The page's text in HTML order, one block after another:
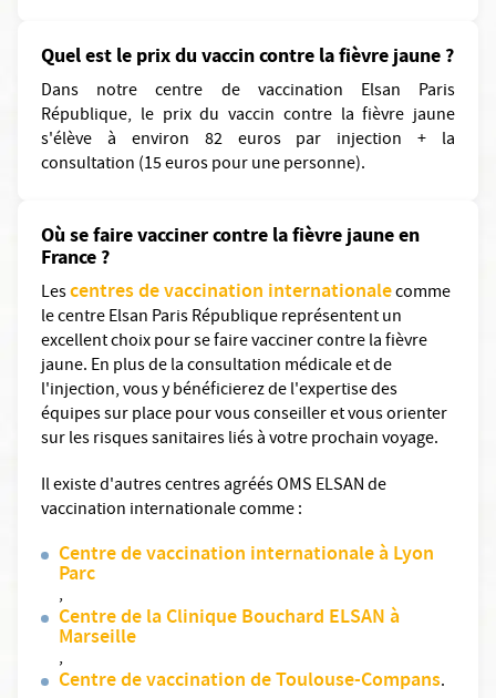
Quel est le prix du vaccin contre la fièvre jaune ?
Dans notre centre de vaccination Elsan Paris
République, le prix du vaccin contre la fièvre jaune
s'élève à environ 82 euros par injection + la
consultation (15 euros pour une personne).
Où se faire vacciner contre la fièvre jaune en
France ?
Lescentres de vaccination internationalecomme
le centre Elsan Paris République représentent un
excellent choix pour se faire vacciner contre la fièvre
jaune. En plus de la consultation médicale et de
l'injection, vous y bénéficierez de l'expertise des
équipes sur place pour vous conseiller et vous orienter
sur les risques sanitaires liés à votre prochain voyage.
Il existe d'autres centres agréés OMS ELSAN de
vaccination internationale comme :
Centre de vaccination internationale à Lyon
Parc
,
Centre de la Clinique Bouchard ELSAN à
Marseille
,
Centre de vaccination de Toulouse-Compans.